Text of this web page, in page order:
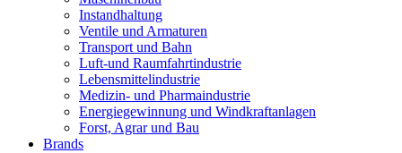
Instandhaltung
Ventile und Armaturen
Transport und Bahn
Luft-und Raumfahrtindustrie
Lebensmittelindustrie
Medizin- und Pharmaindustrie
Energiegewinnung und Windkraftanlagen
Forst, Agrar und Bau
Brands